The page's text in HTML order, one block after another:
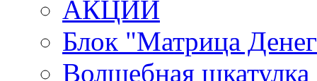
АКЦИИ
Блок "Матрица
Волшебная шкатулка